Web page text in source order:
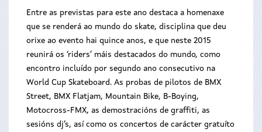
Entre as previstas para este ano destaca a homenaxe
que se renderá ao mundo do skate, disciplina que deu
orixe ao evento hai quince anos, e que neste 2015
reunirá os ‘riders’ máis destacados do mundo, como
encontro incluído por segundo ano consecutivo na
World Cup Skateboard. As probas de pilotos de BMX
Street, BMX Flatjam, Mountain Bike, B-Boying,
Motocross-FMX, as demostracións de graffiti, as
sesións dj’s, así como os concertos de carácter gratuíto